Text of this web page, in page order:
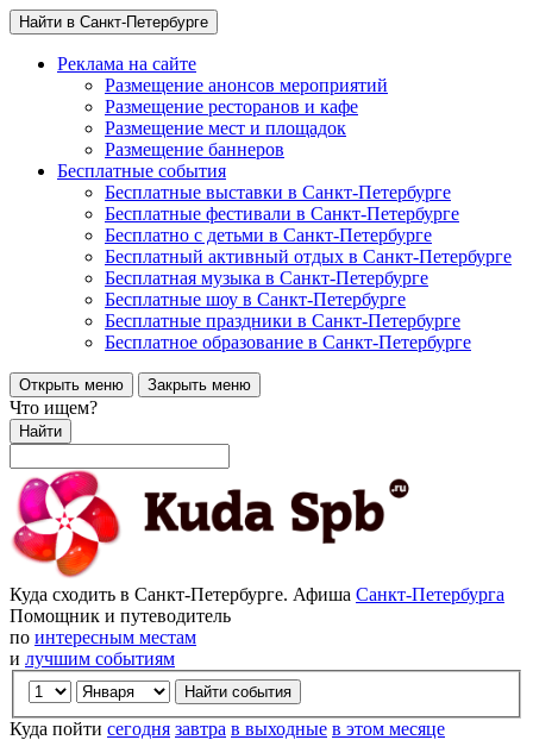
Найти в Санкт-Петербурге
Реклама на сайте
Размещение анонсов мероприятий
Размещение ресторанов и кафе
Размещение мест и площадок
Размещение баннеров
Бесплатные события
Бесплатные выставки в Санкт-Петербурге
Бесплатные фестивали в Санкт-Петербурге
Бесплатно с детьми в Санкт-Петербурге
Бесплатный активный отдых в Санкт-Петербурге
Бесплатная музыка в Санкт-Петербурге
Бесплатные шоу в Санкт-Петербурге
Бесплатные праздники в Санкт-Петербурге
Бесплатное образование в Санкт-Петербурге
Открыть меню Закрыть меню
Что ищем?
Найти
Куда сходить в Санкт-Петербурге. Афиша Санкт-Петербурга
Помощник и путеводитель
по интересным местам
и лучшим событиям
Куда пойти сегодня завтра в выходные в этом месяце